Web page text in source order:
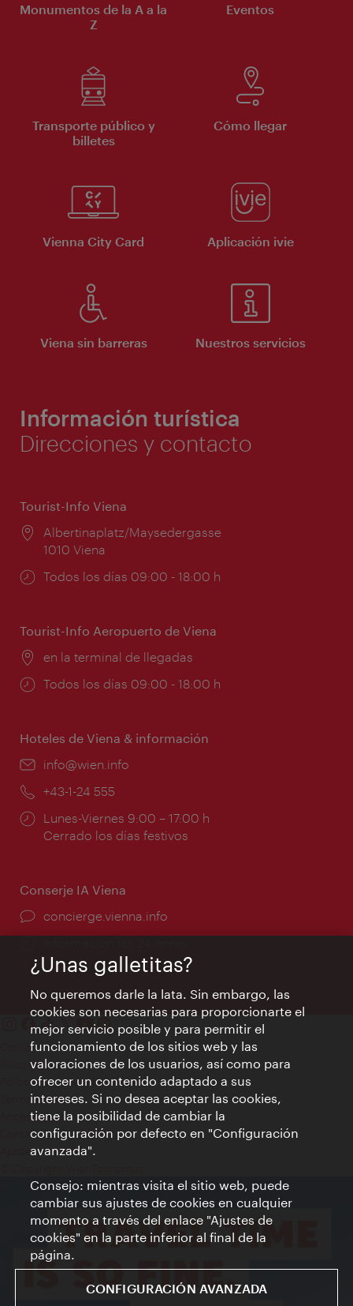
Monumentos de la A a la
Z
Eventos
Transporte público y
billetes
Cómo llegar
Vienna City Card Aplicación ivie
Viena sin barreras Nuestros servicios
Información turística
Direcciones y contacto
Tourist-Info Viena
Lugar:
Albertinaplatz/Maysedergasse
1010 Viena
Horarios
Todos los días 09:00 - 18:00 h
Tourist-Info Aeropuerto de Viena
Lugar:
en la terminal de llegadas
Horarios
Todos los días 09:00 - 18:00 h
Hoteles de Viena & información
e-
info@wien.info
Teléfono:
+43-1-24 555
Horarios
de
Lunes-Viernes 9:00 – 17:00 h
Cerrado los días festivos
Conserje IA Viena
concierge.vienna.info
Contacto
Aviso legal
Política de privacidad de datos
Terms of Use
Accesibilidad
Contacto para la prensa
Ajustes de cookie
¿Unas galletitas?
No queremos darle la lata. Sin embargo, las
cookies son necesarias para proporcionarte el
mejor servicio posible y para permitir el
funcionamiento de los sitios web y las
valoraciones de los usuarios, así como para
ofrecer un contenido adaptado a sus
intereses. Si no desea aceptar las cookies,
tiene la posibilidad de cambiar la
configuración por defecto en "Configuración
avanzada".
Consejo: mientras visita el sitio web, puede
cambiar sus ajustes de cookies en cualquier
momento a través del enlace "Ajustes de
cookies" en la parte inferior al final de la
página.
CONFIGURACIÓN AVANZADA